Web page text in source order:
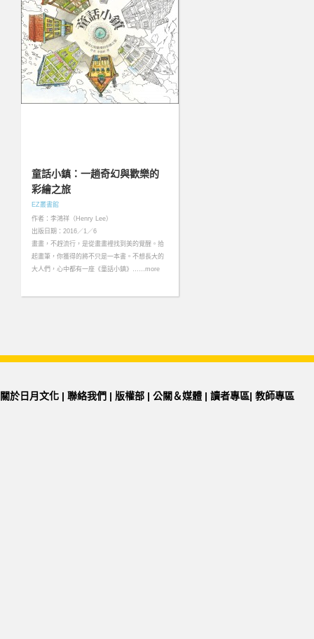
童話小鎮：一趟奇幻與歡樂的
彩繪之旅
EZ叢書館
作者：李鴻祥（Henry Lee）
出版日期：2016／1／6
畫畫，不趕流行，是從畫畫裡找到美的覺醒。拾
起畫筆，你獲得的將不只是一本書。不想長大的
大人們，心中都有一座《童話小鎮》……more
關於日月文化 | 聯絡我們 | 版權部 | 公關＆媒體 | 讀者專區| 教師專區